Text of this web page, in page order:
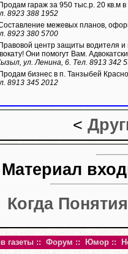
Продам гараж за 950 тыс.р. 20 кв.м
8923 388 1952
межевых планов,
8923 380 5700
Правовой центр защиты водителя
Они помогут Вам.
ул. Ленина, 6. Тел. 8913 342
Продам бизнес в п. Танзыбей
8913 345 2012
<
Материал
Когда
газеты :: Форум :: Юмор ::